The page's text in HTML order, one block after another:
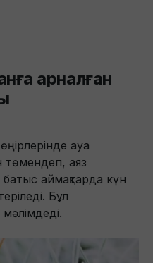
арналған
ауа
төмендеп, аяз
аймақтарда күн
Бұл